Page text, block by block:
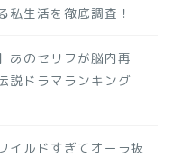
私生活を徹底調査！
あのセリフが脳内再
説ドラマランキング
イルドすぎてオーラ抜